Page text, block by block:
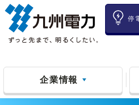
停
企業情報